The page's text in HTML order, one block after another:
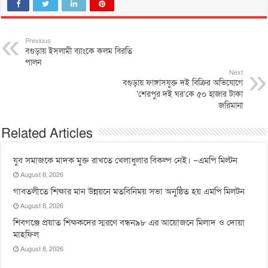
Previous
বগুড়ায় ইসলামী ব্যাংকে কলম বিরতি
পালন
Next
বগুড়ায় ফাঙ্গাসযুক্ত দই বিক্রির অভিযোগে
‘শেরপুর দই ঘর’কে ৫০ হাজার টাকা
জরিমানা
Related Articles
যুব সমাজকে মাদক মুক্ত রাখতে খেলাধুলার বিকল্প নেই। –এমপি মিল্টন
August 8, 2026
‎গাবতলীতে শিক্ষার মান উন্নয়নে ‎মতবিনিময় সভা অনুষ্ঠিত হয় ‎এমপি মিলটন
August 8, 2026
শিবগঞ্জে প্রয়াত শিক্ষকদের স্মরণে বন্ধন৯৮ এর আয়োজনে মিলাদ ও দোয়া
মাহফিল
August 8, 2026